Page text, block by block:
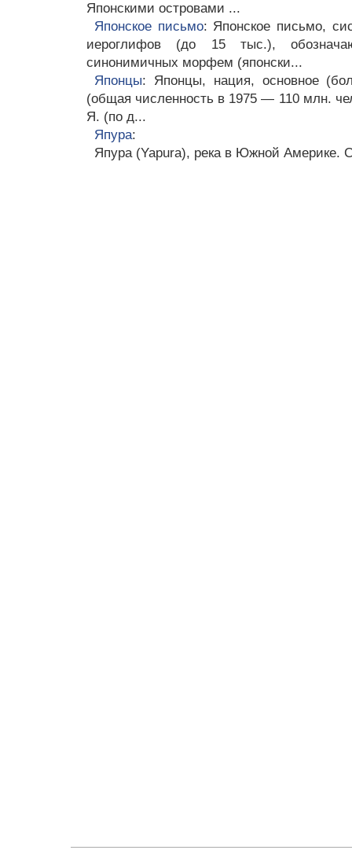
Японскими островами ...
Японское письмо: Японское письмо,
иероглифов (до 15 тыс.),
синонимичных морфем (японски...
Японцы: Японцы, нация, основное
(общая численность в 1975 — 110 млн.
Я. (по д...
Япура:
Япура (Yapura), река в Южной Америке.